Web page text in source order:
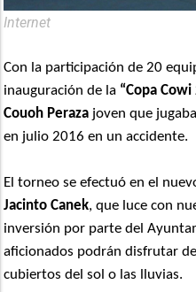
Internet
Con la participación de 20
inauguración de la “Copa Cowi
Couoh Peraza joven que
en julio 2016 en un accidente.
El torneo se efectuó en el
Jacinto Canek, que luce con
inversión por parte del
aficionados podrán disfrutar
cubiertos del sol o las lluvias.